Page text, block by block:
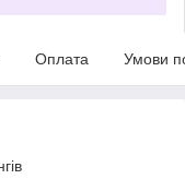
Оплата Умови